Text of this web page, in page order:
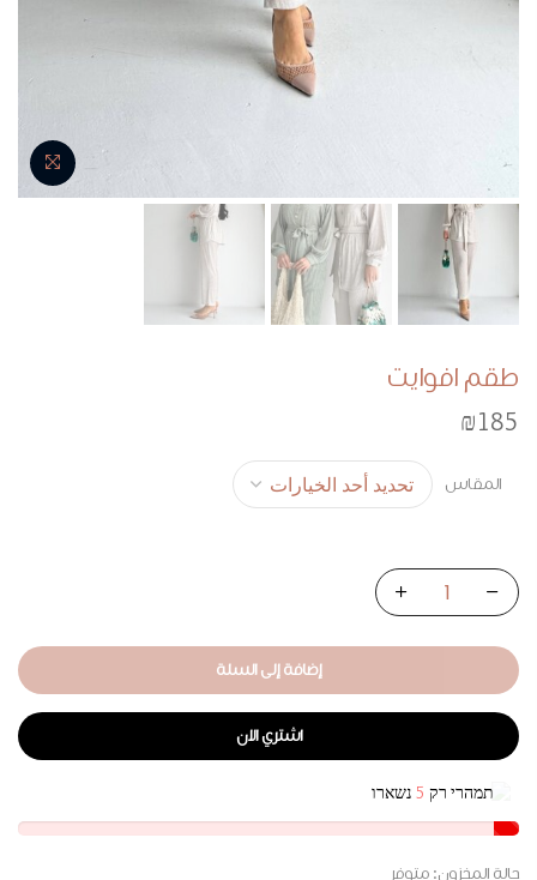
طقم افوايت
₪185
المقاس
إضافة إلى السلة
اشتري الان
תמהרי רק 5 נשארו
حالة المخزون: متوفر